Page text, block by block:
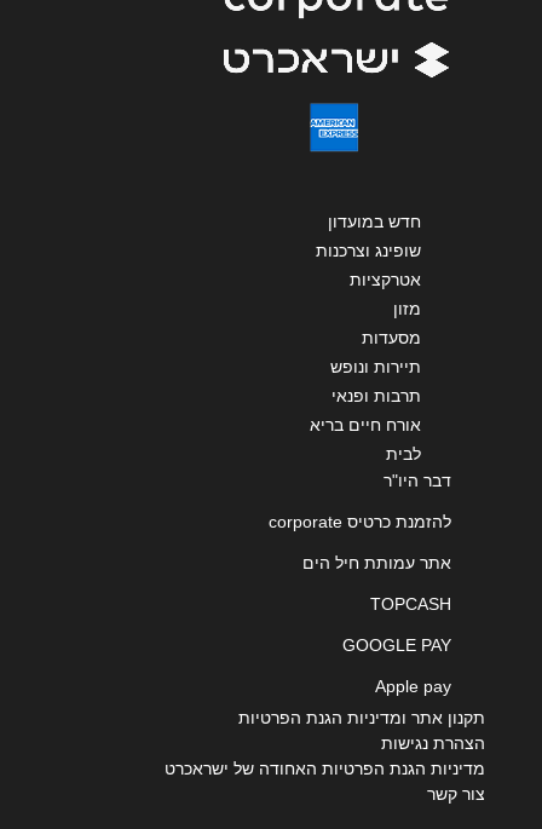
שליחה
חדש במועדון
שופינג וצרכנות
אטרקציות
מזון
מסעדות
תיירות ונופש
תרבות ופנאי
אורח חיים בריא
לבית
דבר היו"ר
להזמנת כרטיס corporate
אתר עמותת חיל הים
TOPCASH
GOOGLE PAY
Apple pay
תקנון אתר ומדיניות הגנת הפרטיות
הצהרת נגישות
מדיניות הגנת הפרטיות האחודה של ישראכרט
צור קשר